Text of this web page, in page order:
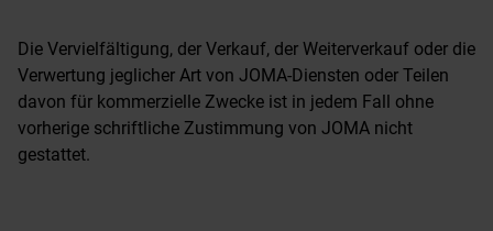
Die Vervielfältigung, der Verkauf, der Weiterverkauf oder die
Verwertung jeglicher Art von JOMA-Diensten oder Teilen
davon für kommerzielle Zwecke ist in jedem Fall ohne
vorherige schriftliche Zustimmung von JOMA nicht
gestattet.